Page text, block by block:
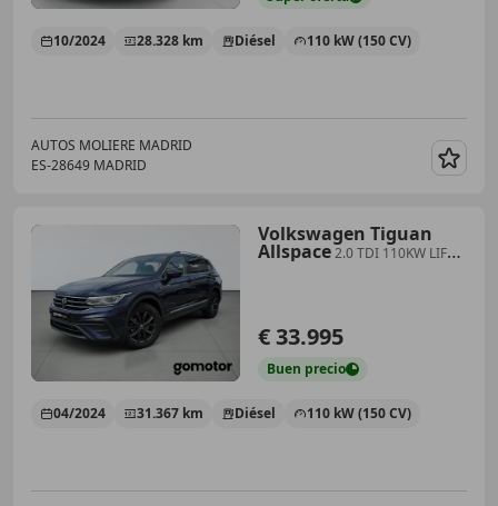
10/2024 28.328 km Diésel 110 kW (150 CV)
AUTOS MOLIERE MADRID
ES-28649 MADRID
Volkswagen Tiguan
Allspace2.0 TDI 110KW LIFE
€ 33.995
Buen precio
04/2024 31.367 km Diésel 110 kW (150 CV)